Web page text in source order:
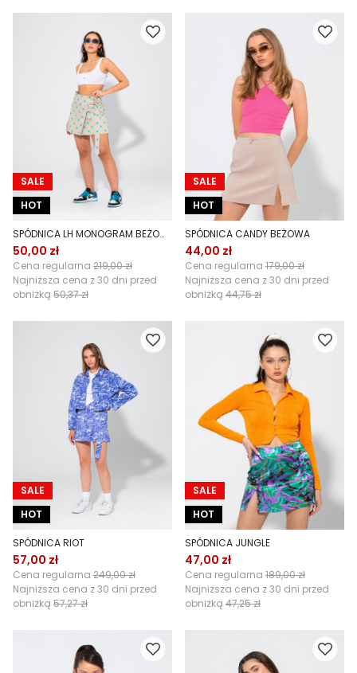
SALE
HOT
SPÓDNICA LH MONOGRAM BEŻOWA
50,00 zł
Cena regularna 219,00 zł
Najniższa cena z 30 dni przed
obniżką 50,37 zł
SALE
HOT
SPÓDNICA CANDY BEŻOWA
44,00 zł
Cena regularna 179,00 zł
Najniższa cena z 30 dni przed
obniżką 44,75 zł
SALE
HOT
SPÓDNICA RIOT
57,00 zł
Cena regularna 249,00 zł
Najniższa cena z 30 dni przed
obniżką 57,27 zł
SALE
HOT
SPÓDNICA JUNGLE
47,00 zł
Cena regularna 189,00 zł
Najniższa cena z 30 dni przed
obniżką 47,25 zł